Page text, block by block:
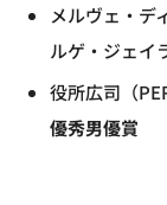
メルヴェ・デ
ルゲ・ジェイ
役所広司（
優秀男優賞